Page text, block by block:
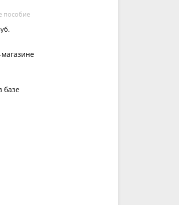
пособие
базе